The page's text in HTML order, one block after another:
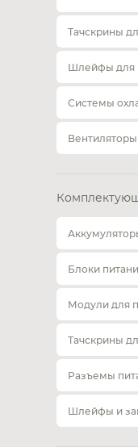
Тачскрины
Шлейфы для
Системы
Блоки
Модули для
Тачскрины
Разъемы
Шлейфы и